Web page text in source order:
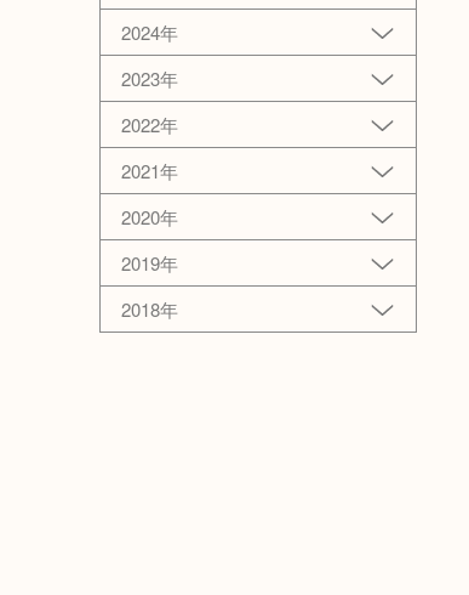
2024年
2023年
2022年
2021年
2020年
2019年
2018年